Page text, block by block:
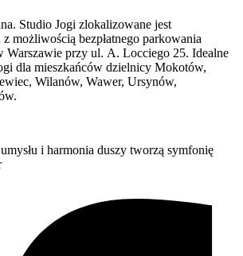
Studio Jogi zlokalizowane jest
możliwością bezpłatnego parkowania
Warszawie przy ul. A. Locciego 25. Idealne
dla mieszkańców dzielnicy Mokotów,
Wilanów, Wawer, Ursynów,
i harmonia duszy tworzą symfonię